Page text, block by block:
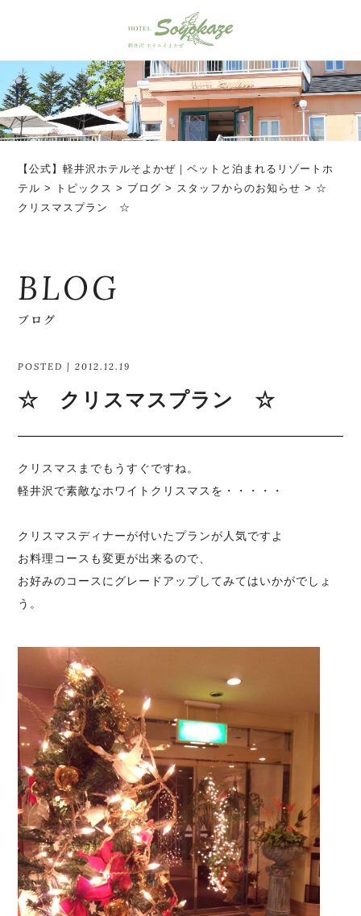
【公式】軽井沢ホテルそよかぜ｜ペットと泊まれるリゾートホ
テル > トピックス > ブログ > スタッフからのお知らせ > ☆
クリスマスプラン ☆
BLOG
ブログ
POSTED | 2012.12.19
☆ クリスマスプラン ☆
クリスマスまでもうすぐですね。
軽井沢で素敵なホワイトクリスマスを・・・・・
クリスマスディナーが付いたプランが人気ですよ
お料理コースも変更が出来るので、
お好みのコースにグレードアップしてみてはいかがでしょ
う。